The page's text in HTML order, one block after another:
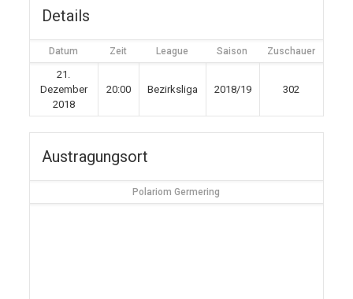
Details
Datum Zeit League Saison Zuschauer
21.
Dezember
2018
20:00 Bezirksliga 2018/19 302
Austragungsort
Polariom Germering